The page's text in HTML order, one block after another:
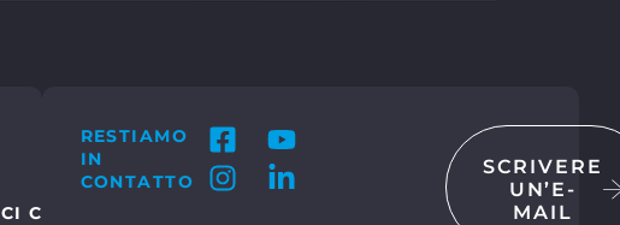
CI CONTATTI
RESTIAMO
IN
CONTATTO
SCRIVERE
UN’E-
MAIL